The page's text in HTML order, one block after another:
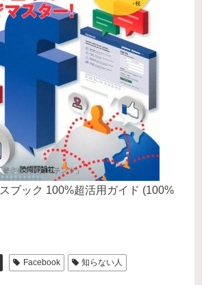
ブック 100%超活用ガイド (100%
Facebook 知らない人